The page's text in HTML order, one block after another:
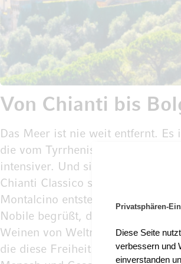
Privatsphären-
Diese Seite
verbessern und
einverstanden
Von Chianti bis
Das Meer ist nie weit entfernt.
die vom Tyrrhenischen Meer
intensiver. Und sie prägt den
Chianti Classico schmiegen sich
Montalcino entstehen die
Nobile begrüßt, der so edel ist
Weinen von Weltruhm. Und in
die diese Freiheit in sich tragen.